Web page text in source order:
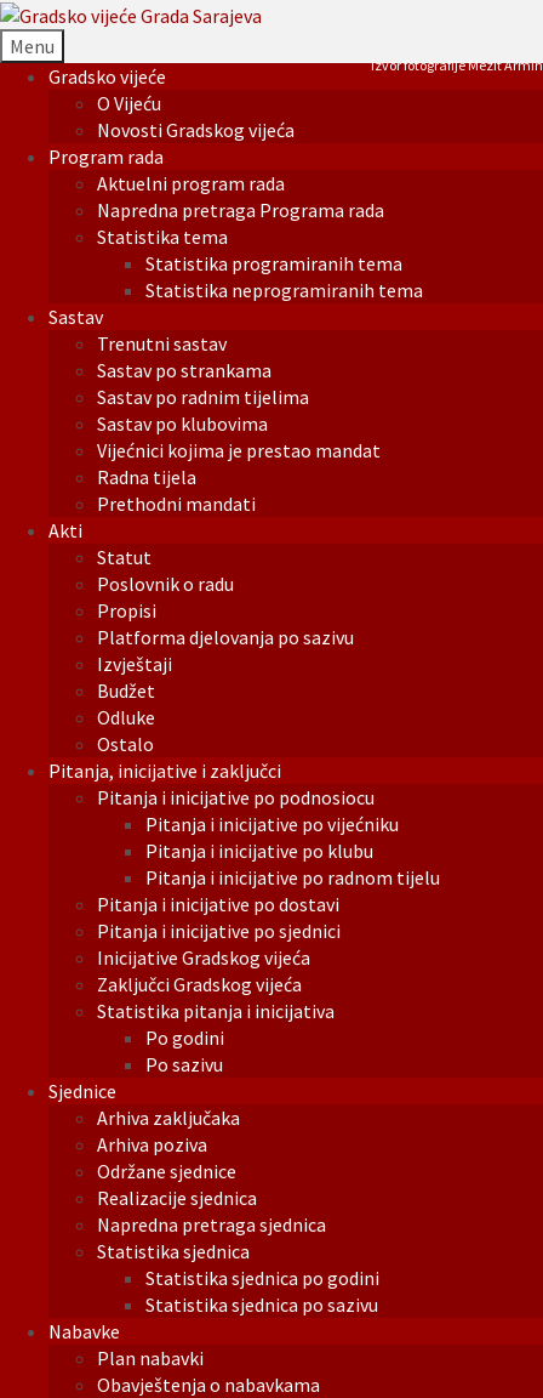
Menu
Gradsko vijeće
O Vijeću
Novosti Gradskog vijeća
Program rada
Aktuelni program rada
Napredna pretraga Programa rada
Statistika tema
Statistika programiranih tema
Statistika neprogramiranih tema
Sastav
Trenutni sastav
Sastav po strankama
Sastav po radnim tijelima
Sastav po klubovima
Vijećnici kojima je prestao mandat
Radna tijela
Prethodni mandati
Akti
Statut
Poslovnik o radu
Propisi
Platforma djelovanja po sazivu
Izvještaji
Budžet
Odluke
Ostalo
Pitanja, inicijative i zaključci
Pitanja i inicijative po podnosiocu
Pitanja i inicijative po vijećniku
Pitanja i inicijative po klubu
Pitanja i inicijative po radnom tijelu
Pitanja i inicijative po dostavi
Pitanja i inicijative po sjednici
Inicijative Gradskog vijeća
Zaključci Gradskog vijeća
Statistika pitanja i inicijativa
Po godini
Po sazivu
Sjednice
Arhiva zaključaka
Arhiva poziva
Održane sjednice
Realizacije sjednica
Napredna pretraga sjednica
Statistika sjednica
Statistika sjednica po godini
Statistika sjednica po sazivu
Nabavke
Plan nabavki
Obavještenja o nabavkama
Izvor fotografije Mezit Armin